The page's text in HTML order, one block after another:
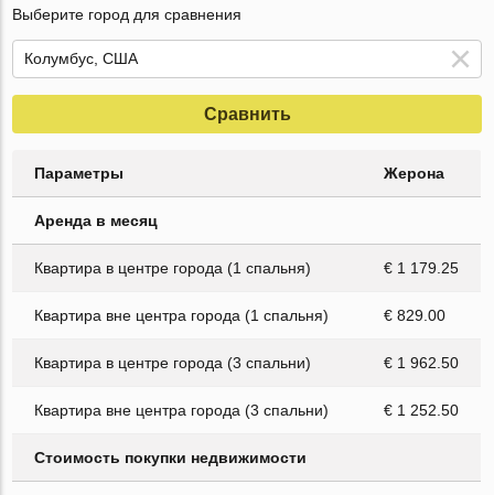
Выберите город для сравнения
Сравнить
Параметры Жерона
Аренда в месяц
Квартира в центре города (1 спальня) € 1 179.25
Квартира вне центра города (1 спальня) € 829.00
Квартира в центре города (3 спальни) € 1 962.50
Квартира вне центра города (3 спальни) € 1 252.50
Стоимость покупки недвижимости